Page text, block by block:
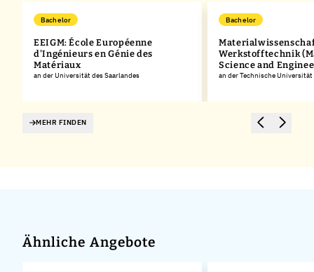
Bachelor
EEIGM: École Européenne
d'Ingénieurs en Génie des
Matériaux
an der Universität des Saarlandes
Bachelor
Werkstofftechnik
Science and
an der Technische
MEHR FINDEN
Ähnliche Angebote